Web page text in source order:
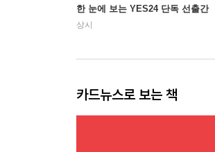
한 눈에 보는 YES24 단독 선출간
상시
카드뉴스로 보는 책